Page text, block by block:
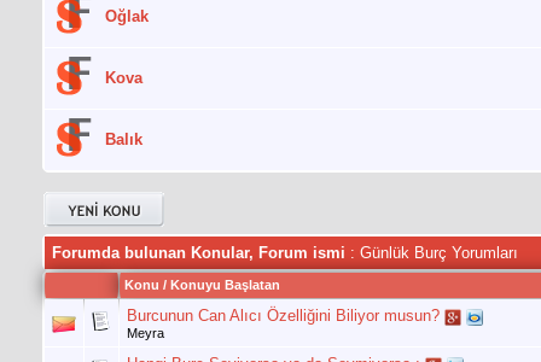
Oğlak
Kova
Balık
Forumda bulunan Konular, Forum ismi : Günlük Burç Yorumları
Konu / Konuyu Başlatan
Burcunun Can Alıcı Özelliğini Biliyor musun?
Meyra